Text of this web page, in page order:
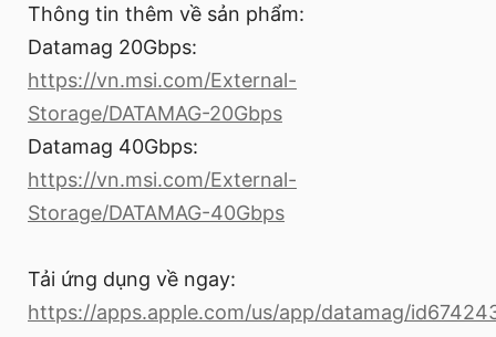
Thông tin thêm về sản phẩm:
Datamag 20Gbps:
https://vn.msi.com/External-
Storage/DATAMAG-20Gbps
Datamag 40Gbps:
https://vn.msi.com/External-
Storage/DATAMAG-40Gbps
Tải ứng dụng về ngay:
https://apps.apple.com/us/app/datamag/